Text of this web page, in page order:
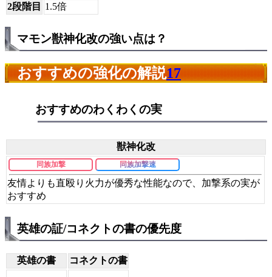
2段階目
1.5倍
マモン獣神化改の強い点は？
おすすめの強化の解説17
おすすめのわくわくの実
獣神化改
同族加撃 同族加撃速
友情よりも直殴り火力が優秀な性能なので、加撃系の実が
おすすめ
英雄の証/コネクトの書の優先度
英雄の書 コネクトの書